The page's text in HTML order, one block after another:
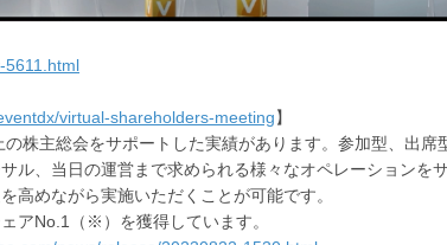
5611.html
virtual-shareholders-meeting】
株主総会をサポートした実績があります。参加型、出席
ル、当日の運営まで求められる様々なオペレーションを
高めながら実施いただくことが可能です。
アNo.1（※）を獲得しています。